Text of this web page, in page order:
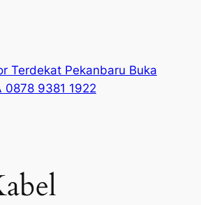
Terdekat Pekanbaru Buka
0878 9381 1922